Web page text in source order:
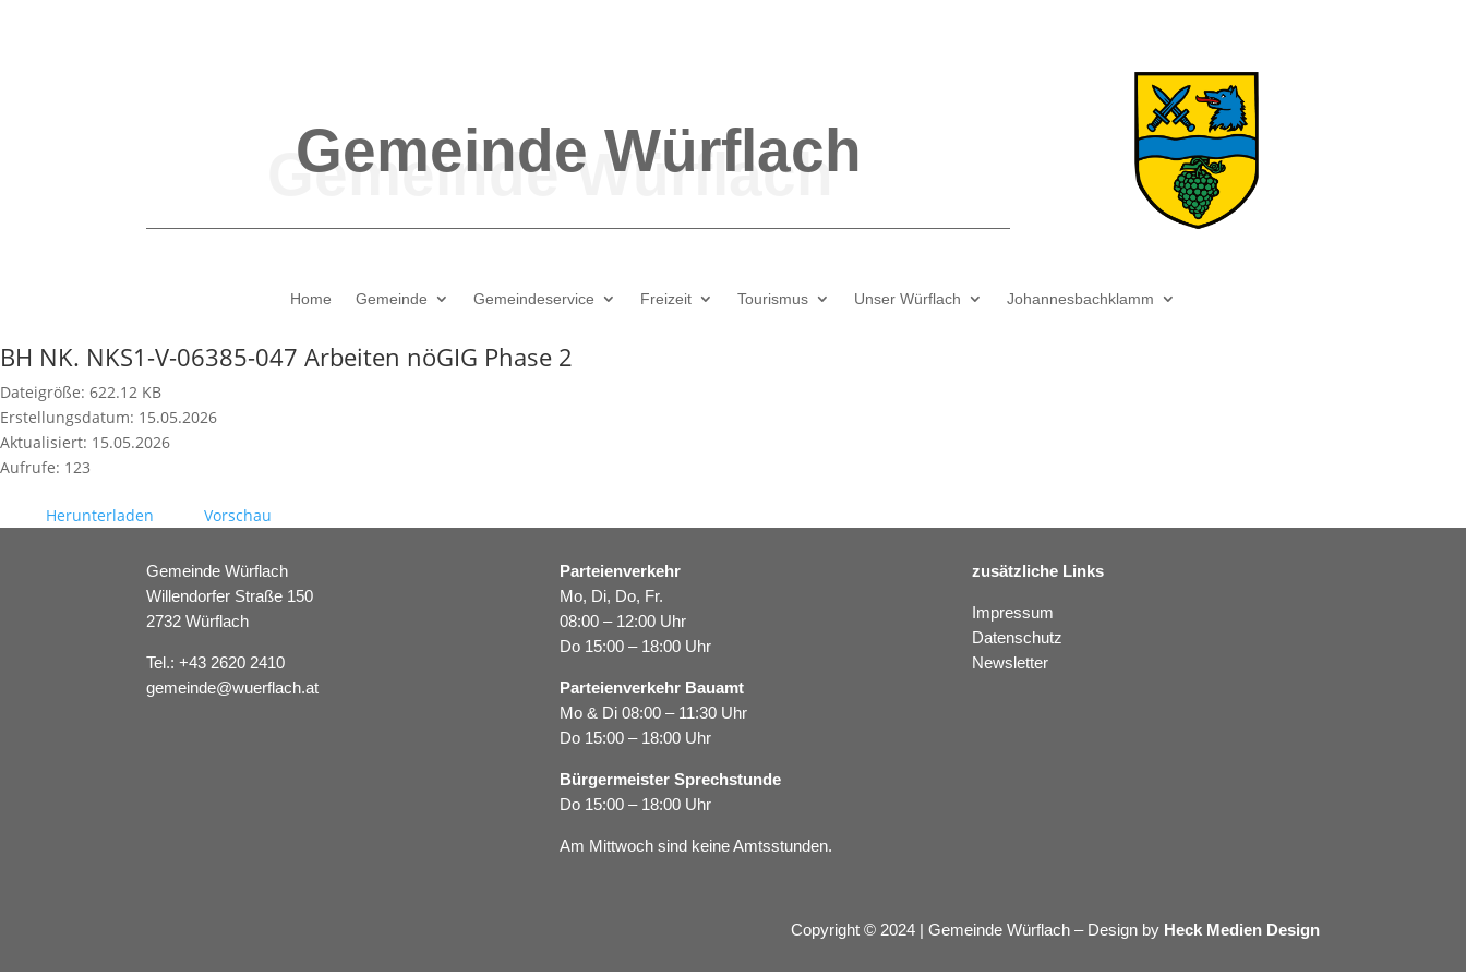
Gemeinde Würflach
Home Gemeinde Gemeindeservice Freizeit Tourismus Unser Würflach Johannesbachklamm
BH NK. NKS1-V-06385-047 Arbeiten nöGIG Phase 2
Dateigröße: 622.12 KB
Erstellungsdatum: 15.05.2026
Aktualisiert: 15.05.2026
Aufrufe: 123
Herunterladen Vorschau
Gemeinde Würflach
Willendorfer Straße 150
2732 Würflach
Tel.:+43 2620 2410
gemeinde@wuerflach.at
Parteienverkehr
Mo, Di, Do, Fr.
08:00 – 12:00 Uhr
Do 15:00 – 18:00 Uhr
Parteienverkehr Bauamt
Mo & Di 08:00 – 11:30 Uhr
Do 15:00 – 18:00 Uhr
Bürgermeister Sprechstunde
Do 15:00 – 18:00 Uhr
Am Mittwoch sind keine Amtsstunden.
zusätzliche Links
Impressum
Datenschutz
Newsletter
Copyright © 2024 | Gemeinde Würflach – Design by Heck Medien Design